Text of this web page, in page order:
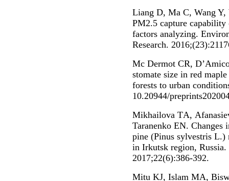
Liang D, Ma C, Wang
PM2.5 capture capability
factors analyzing.
Research.
Mc Dermot CR,
stomate size in red
forests to urban
10.20944/
Mikhailova TА,
Taranenko EN.
pine (Pinus sylvestris L.)
in Irkutsk region, Russia.
2017;22(6):386-392.
Mitu KJ, Islam MA,